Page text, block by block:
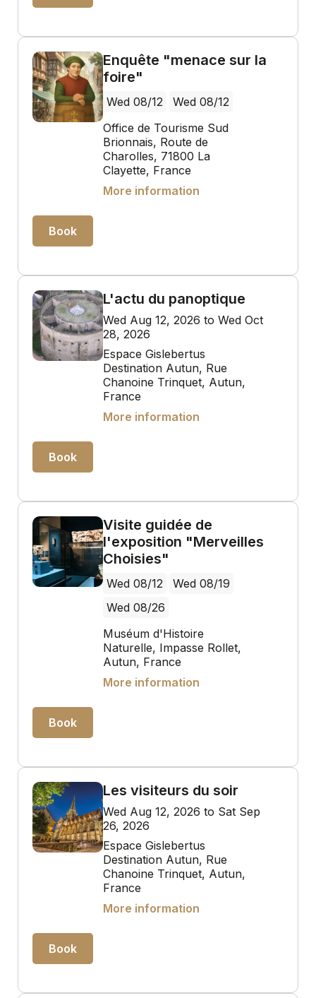
Enquête "menace sur la
foire"
Wed 08/12
Wed 08/12
Office de Tourisme Sud
Brionnais, Route de
Charolles, 71800 La
Clayette, France
More information
Book
L'actu du panoptique
Wed Aug 12, 2026 to Wed Oct
28, 2026
Espace Gislebertus
Destination Autun, Rue
Chanoine Trinquet, Autun,
France
More information
Book
Visite guidée de
l'exposition "Merveilles
Choisies"
Wed 08/12
Wed 08/19
Wed 08/26
Muséum d'Histoire
Naturelle, Impasse Rollet,
Autun, France
More information
Book
Les visiteurs du soir
Wed Aug 12, 2026 to Sat Sep
26, 2026
Espace Gislebertus
Destination Autun, Rue
Chanoine Trinquet, Autun,
France
More information
Book